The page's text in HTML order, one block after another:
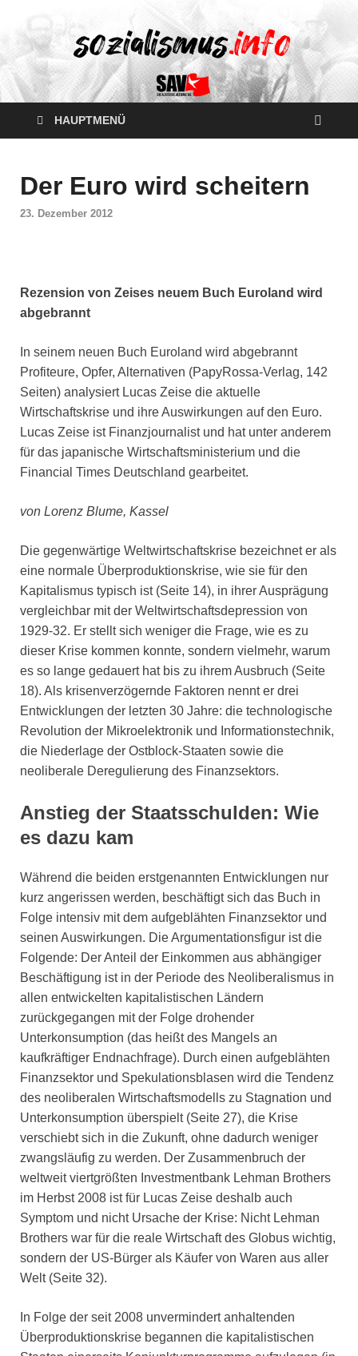
HAUPTMENÜ
Der Euro wird scheitern
23. Dezember 2012
Rezension von Zeises neuem Buch Euroland wird
abgebrannt
In seinem neuen Buch Euroland wird abgebrannt 
Profiteure, Opfer, Alternativen (PapyRossa-Verlag, 142
Seiten) analysiert Lucas Zeise die aktuelle
Wirtschaftskrise und ihre Auswirkungen auf den Euro.
Lucas Zeise ist Finanzjournalist und hat unter anderem
für das japanische Wirtschaftsministerium und die
Financial Times Deutschland gearbeitet.
von Lorenz Blume, Kassel
Die gegenwärtige Weltwirtschaftskrise bezeichnet er als
eine normale Überproduktionskrise, wie sie für den
Kapitalismus typisch ist (Seite 14), in ihrer Ausprägung
vergleichbar mit der Weltwirtschaftsdepression von
1929-32. Er stellt sich weniger die Frage, wie es zu
dieser Krise kommen konnte, sondern vielmehr, warum
es so lange gedauert hat bis zu ihrem Ausbruch (Seite
18). Als krisenverzögernde Faktoren nennt er drei
Entwicklungen der letzten 30 Jahre: die technologische
Revolution der Mikroelektronik und Informationstechnik,
die Niederlage der Ostblock-Staaten sowie die
neoliberale Deregulierung des Finanzsektors.
Anstieg der Staatsschulden: Wie
es dazu kam
Während die beiden erstgenannten Entwicklungen nur
kurz angerissen werden, beschäftigt sich das Buch in
Folge intensiv mit dem aufgeblähten Finanzsektor und
seinen Auswirkungen. Die Argumentationsfigur ist die
Folgende: Der Anteil der Einkommen aus abhängiger
Beschäftigung ist in der Periode des Neoliberalismus in
allen entwickelten kapitalistischen Ländern
zurückgegangen mit der Folge drohender
Unterkonsumption (das heißt des Mangels an
kaufkräftiger Endnachfrage). Durch einen aufgeblähten
Finanzsektor und Spekulationsblasen wird die Tendenz
des neoliberalen Wirtschaftsmodells zu Stagnation und
Unterkonsumption überspielt (Seite 27), die Krise
verschiebt sich in die Zukunft, ohne dadurch weniger
zwangsläufig zu werden. Der Zusammenbruch der
weltweit viertgrößten Investmentbank Lehman Brothers
im Herbst 2008 ist für Lucas Zeise deshalb auch
Symptom und nicht Ursache der Krise: Nicht Lehman
Brothers war für die reale Wirtschaft des Globus wichtig,
sondern der US-Bürger als Käufer von Waren aus aller
Welt (Seite 32).
In Folge der seit 2008 unvermindert anhaltenden
Überproduktionskrise begannen die kapitalistischen